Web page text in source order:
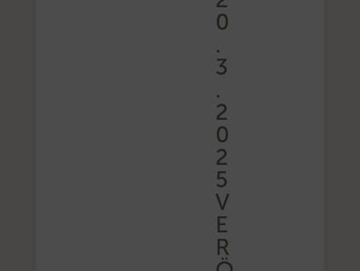
0
.
3
.
2
0
2
5
V
E
R